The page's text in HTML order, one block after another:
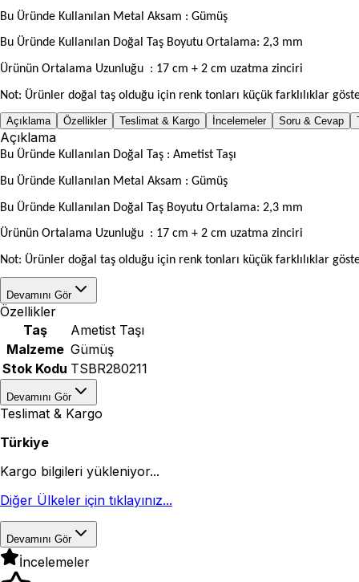
Bu Üründe Kullanılan Metal Aksam : Gümüş
Bu Üründe Kullanılan Doğal Taş Boyutu Ortalama: 2,3 mm
Ürünün Ortalama Uzunluğu : 17 cm + 2 cm uzatma zinciri
Not: Ürünler doğal taş olduğu için renk tonları küçük farklılıklar
Açıklama Özellikler Teslimat & Kargo İncelemeler Soru & Cevap
Açıklama
Bu Üründe Kullanılan Doğal Taş : Ametist Taşı
Bu Üründe Kullanılan Metal Aksam : Gümüş
Bu Üründe Kullanılan Doğal Taş Boyutu Ortalama: 2,3 mm
Ürünün Ortalama Uzunluğu : 17 cm + 2 cm uzatma zinciri
Not: Ürünler doğal taş olduğu için renk tonları küçük farklılıklar
Devamını Gör
Özellikler
Taş
Ametist Taşı
Malzeme Gümüş
Stok Kodu TSBR280211
Devamını Gör
Teslimat & Kargo
Türkiye
Kargo bilgileri yükleniyor...
Diğer Ülkeler için tıklayınız...
Devamını Gör
İncelemeler